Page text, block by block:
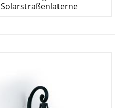
Solarstraßenlaterne